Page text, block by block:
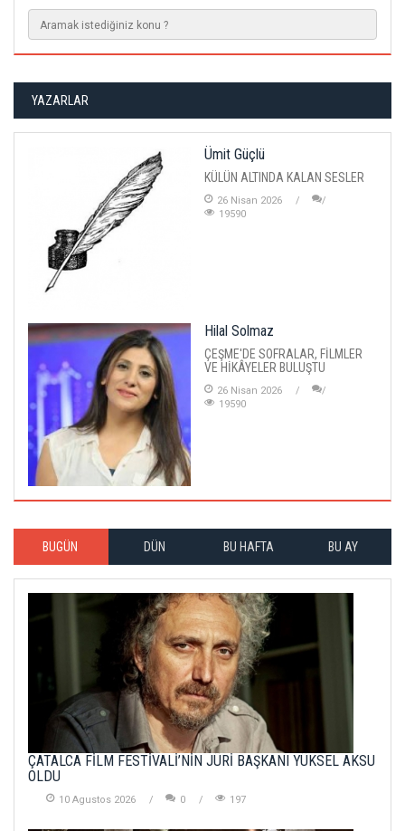
YAZARLAR
Ümit Güçlü
KÜLÜN ALTINDA KALAN SESLER
26 Nisan 2026
19590
Hilal Solmaz
ÇEŞME'DE SOFRALAR, FİLMLER
VE HİKÂYELER BULUŞTU
26 Nisan 2026
19590
BUGÜN DÜN BU HAFTA BU AY
ÇATALCA FİLM FESTİVALİ’NİN JÜRİ BAŞKANI YÜKSEL AKSU
OLDU
10 Agustos 2026 0 197